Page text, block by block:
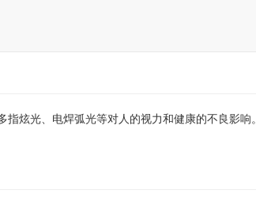
炫光、电焊弧光等对人的视力和健康的不良影响。